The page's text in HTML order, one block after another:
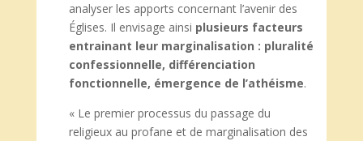
analyser les apports concernant l’avenir des
Églises. Il envisage ainsi plusieurs facteurs
entrainant leur marginalisation : pluralité
confessionnelle, différenciation
fonctionnelle, émergence de l’athéisme.
« Le premier processus du passage du
religieux au profane et de marginalisation des